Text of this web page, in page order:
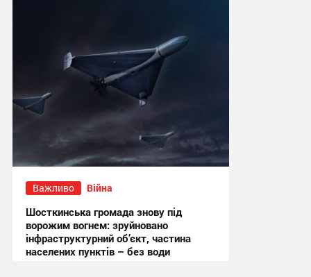
Важливо Війна
Шосткинська громада знову під
ворожим вогнем: зруйновано
інфраструктурний об’єкт, частина
населених пунктів – без води